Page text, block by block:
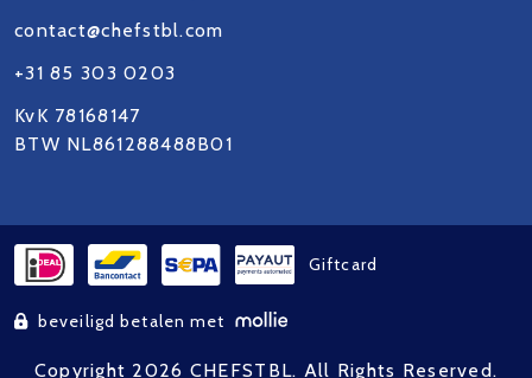
contact@chefstbl.com
+31 85 303 0203
KvK 78168147
BTW NL861288488B01
Giftcard
beveiligd betalen met
Copyright 2026 CHEFSTBL. All Rights Reserved.